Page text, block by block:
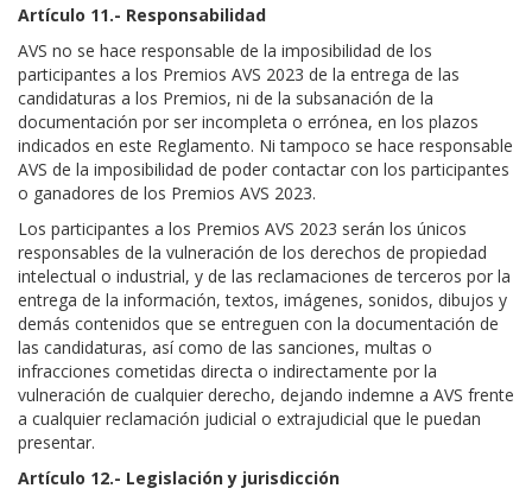
Artículo 11.- Responsabilidad
AVS no se hace responsable de la imposibilidad de los
participantes a los Premios AVS 2023 de la entrega de las
candidaturas a los Premios, ni de la subsanación de la
documentación por ser incompleta o errónea, en los plazos
indicados en este Reglamento. Ni tampoco se hace responsable
AVS de la imposibilidad de poder contactar con los participantes
o ganadores de los Premios AVS 2023.
Los participantes a los Premios AVS 2023 serán los únicos
responsables de la vulneración de los derechos de propiedad
intelectual o industrial, y de las reclamaciones de terceros por la
entrega de la información, textos, imágenes, sonidos, dibujos y
demás contenidos que se entreguen con la documentación de
las candidaturas, así como de las sanciones, multas o
infracciones cometidas directa o indirectamente por la
vulneración de cualquier derecho, dejando indemne a AVS frente
a cualquier reclamación judicial o extrajudicial que le puedan
presentar.
Artículo 12.- Legislación y jurisdicción